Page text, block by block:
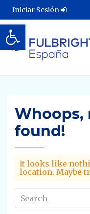
Abrir barra de
Iniciar Sesión
Whoops,
found!
It looks like
location. Maybe